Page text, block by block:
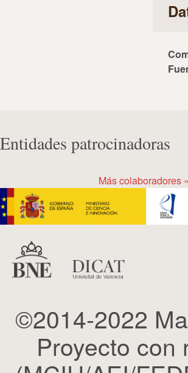
Entidades patrocinadoras
Más colaboradores »
©2014-2022
Proyecto con